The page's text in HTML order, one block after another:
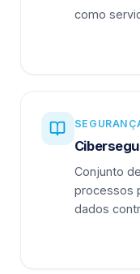
como
Conjunto
processos
dados